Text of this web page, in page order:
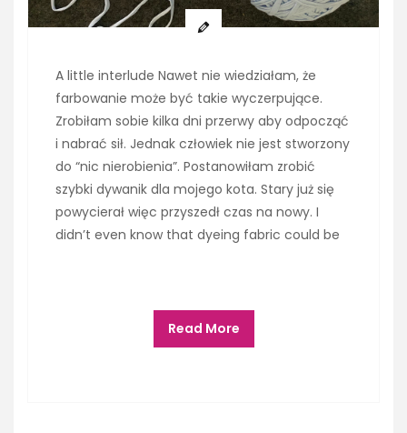
A little interlude Nawet nie wiedziałam, że
farbowanie może być takie wyczerpujące.
Zrobiłam sobie kilka dni przerwy aby odpocząć
i nabrać sił. Jednak człowiek nie jest stworzony
do “nic nierobienia”. Postanowiłam zrobić
szybki dywanik dla mojego kota. Stary już się
powycierał więc przyszedł czas na nowy. I
didn’t even know that dyeing fabric could be
Read More